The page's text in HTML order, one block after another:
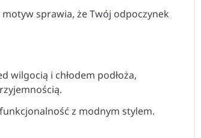
sprawia, że Twój odpoczynek
wilgocią i chłodem podłoża,
z modnym stylem.